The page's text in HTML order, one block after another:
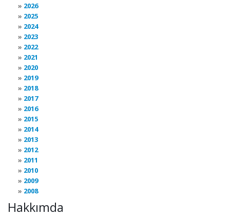
2026
2025
2024
2023
2022
2021
2020
2019
2018
2017
2016
2015
2014
2013
2012
2011
2010
2009
2008
Hakkımda